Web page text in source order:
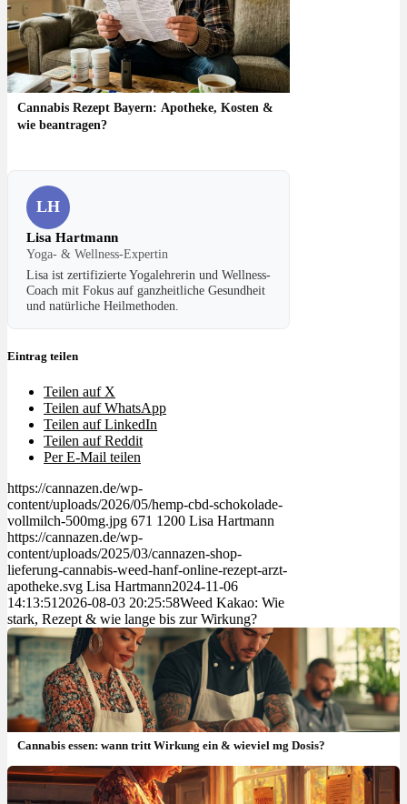
Cannabis Rezept Bayern: Apotheke, Kosten &
wie beantragen?
LH
Lisa Hartmann
Yoga- & Wellness-Expertin
Lisa ist zertifizierte Yogalehrerin und Wellness-
Coach mit Fokus auf ganzheitliche Gesundheit
und natürliche Heilmethoden.
Eintrag teilen
Teilen auf X
Teilen auf WhatsApp
Teilen auf LinkedIn
Teilen auf Reddit
Per E-Mail teilen
https://cannazen.de/wp-
content/uploads/2026/05/hemp-cbd-schokolade-
vollmilch-500mg.jpg 671 1200 Lisa Hartmann
https://cannazen.de/wp-
content/uploads/2025/03/cannazen-shop-
lieferung-cannabis-weed-hanf-online-rezept-arzt-
apotheke.svg Lisa Hartmann2024-11-06
14:13:51 2026-08-03 20:25:58Weed Kakao: Wie
stark, Rezept & wie lange bis zur Wirkung?
Cannabis essen: wann tritt Wirkung ein & wieviel mg Dosis?